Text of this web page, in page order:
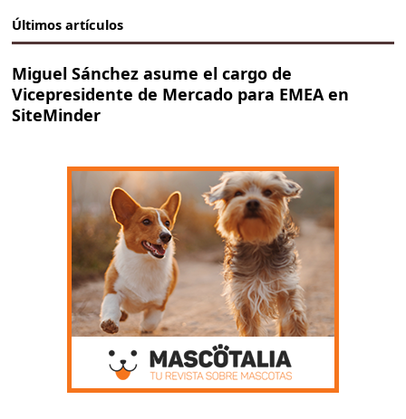
Últimos artículos
Miguel Sánchez asume el cargo de
Vicepresidente de Mercado para EMEA en
SiteMinder